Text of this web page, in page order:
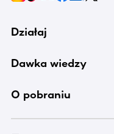
Działaj
Dawka wiedzy
O pobraniu